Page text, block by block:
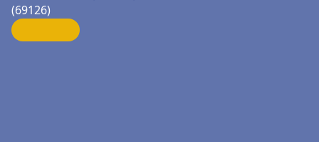
(69126)